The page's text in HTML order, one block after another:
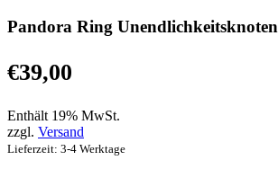
Pandora Ring Unendlichkeitsknoten
€39,00
Enthält 19% MwSt.
zzgl. Versand
Lieferzeit: 3-4 Werktage